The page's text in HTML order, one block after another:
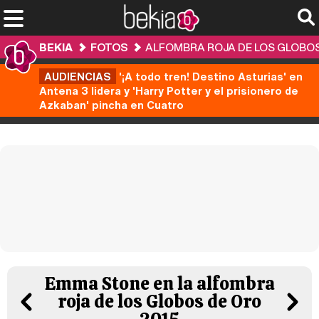
BEKIA FOTOS
ALFOMBRA ROJA DE LOS
AUDIENCIAS '¡A todo tren! Destino Asturias' en
Antena 3 lidera y 'Harry Potter y el prisionero de
Azkaban' pincha en Cuatro
Emma Stone en la alfombra
roja de los Globos de Oro